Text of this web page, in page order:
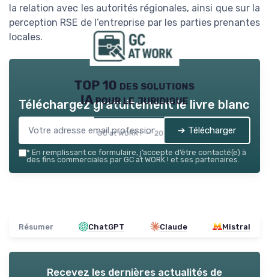
la relation avec les autorités régionales, ainsi que sur la
perception RSE de l’entreprise par les parties prenantes
locales.
TOP 10 des solutions
IA pour le juridique
GC at WORK ! — 2026
Téléchargez gratuitement le livre blanc
➔ Télécharger
* En remplissant ce formulaire, j’accepte d’être contacté(e) à
des fins commerciales par GC at WORK ! et ses partenaires.
Résumer ChatGPT Claude Mistral
Recevez les dernières actualités de